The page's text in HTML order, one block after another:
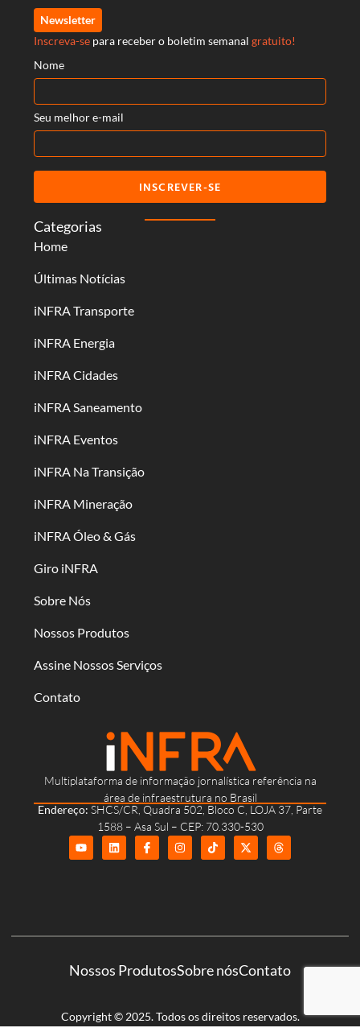
Multiplataforma de informação jornalística referência na
área de infraestrutura no Brasil
Endereço: SHCS/CR, Quadra 502, Bloco C, LOJA 37, Parte
1588 – Asa Sul – CEP: 70.330-530
Categorias
Home
Últimas Notícias
iNFRA Transporte
iNFRA Energia
iNFRA Cidades
iNFRA Saneamento
iNFRA Eventos
iNFRA Na Transição
iNFRA Mineração
iNFRA Óleo & Gás
Giro iNFRA
Sobre Nós
Nossos Produtos
Assine Nossos Serviços
Contato
Newsletter
Inscreva-se para receber o boletim semanal gratuito!
Nome
Seu melhor e-mail
INSCREVER-SE
Nossos ProdutosSobre nósContato
Copyright © 2025. Todos os direitos reservados.